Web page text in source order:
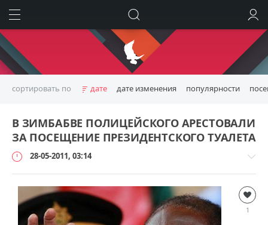
сортировать по дате дате изменения популярности
В ЗИМБАБВЕ ПОЛИЦЕЙСКОГО АРЕСТОВАЛИ
ЗА ПОСЕЩЕНИЕ ПРЕЗИДЕНТСКОГО ТУАЛЕТА
28-05-2011, 03:14
Безумный
мир
loginvovchyk
1